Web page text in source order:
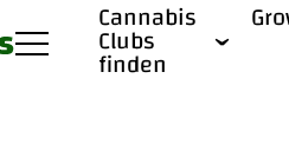
Cannabis
Clubs
finden